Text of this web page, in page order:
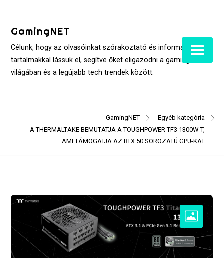
contentGamingNET
Célunk, hogy az olvasóinkat szórakoztató és informatív
tartalmakkal lássuk el, segítve őket eligazodni a gaming
világában és a legújabb tech trendek között.
GamingNET
Egyéb kategória
A THERMALTAKE BEMUTATJA A TOUGHPOWER TF3 1300W-T,
AMI TÁMOGATJA AZ RTX 50 SOROZATÚ GPU-KAT